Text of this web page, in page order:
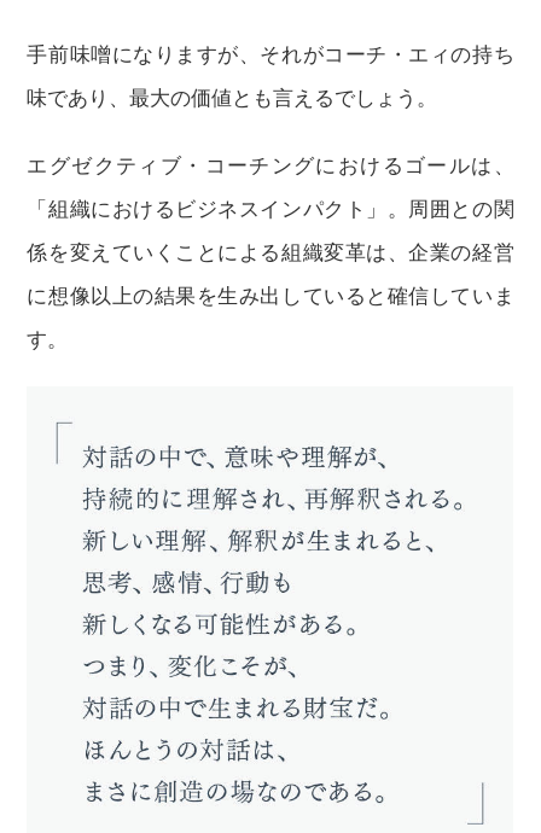
手前味噌になりますが、それがコーチ・エィの持ち
味であり、最大の価値とも言えるでしょう。
エグゼクティブ・コーチングにおけるゴールは、
「組織におけるビジネスインパクト」。周囲との関
係を変えていくことによる組織変革は、企業の経営
に想像以上の結果を生み出していると確信していま
す。